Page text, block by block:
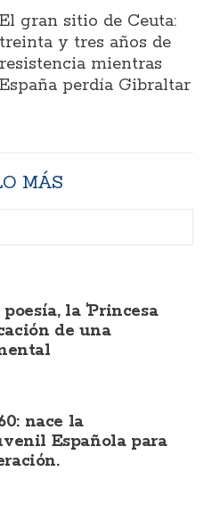
El gran sitio de Ceuta:
treinta y tres años de
resistencia mientras
España perdía Gibraltar
MÁS
la 'Princesa
de una
nace la
Española para